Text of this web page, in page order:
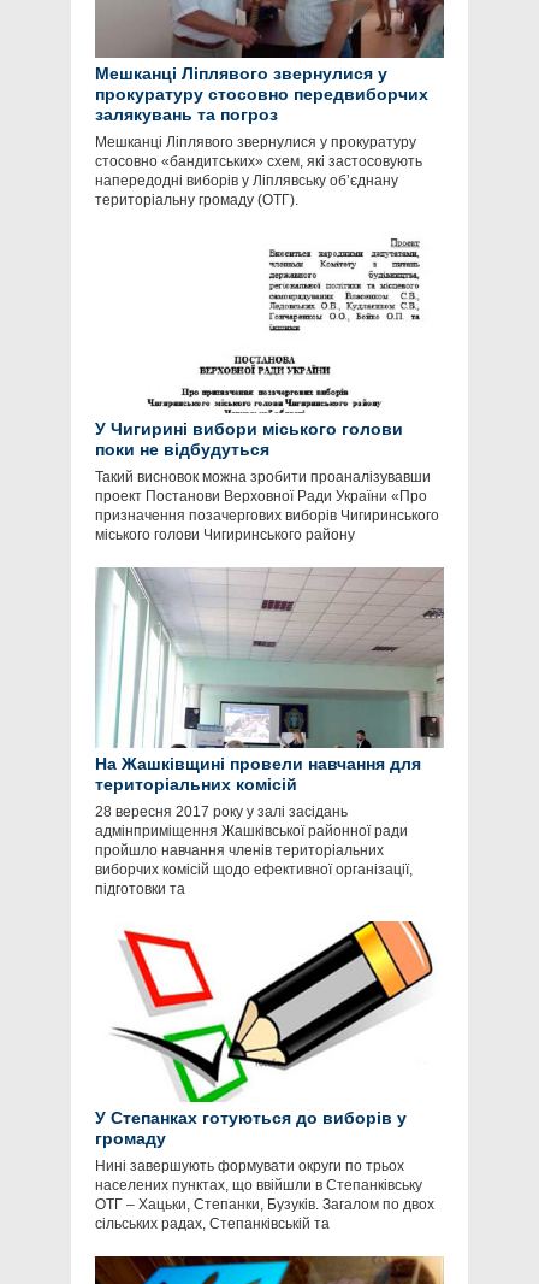
Мешканці Ліплявого звернулися у
прокуратуру стосовно передвиборчих
залякувань та погроз
Мешканці Ліплявого звернулися у прокуратуру
стосовно «бандитських» схем, які застосовують
напередодні виборів у Ліплявську об’єднану
територіальну громаду (ОТГ).
У Чигирині вибори міського голови
поки не відбудуться
Такий висновок можна зробити проаналізувавши
проект Постанови Верховної Ради України «Про
призначення позачергових виборів Чигиринського
міського голови Чигиринського району
На Жашківщині провели навчання для
територіальних комісій
28 вересня 2017 року у залі засідань
адмінприміщення Жашківської районної ради
пройшло навчання членів територіальних
виборчих комісій щодо ефективної організації,
підготовки та
У Степанках готуються до виборів у
громаду
Нині завершують формувати округи по трьох
населених пунктах, що ввійшли в Степанківську
ОТГ – Хацьки, Степанки, Бузуків. Загалом по двох
сільських радах, Степанківській та